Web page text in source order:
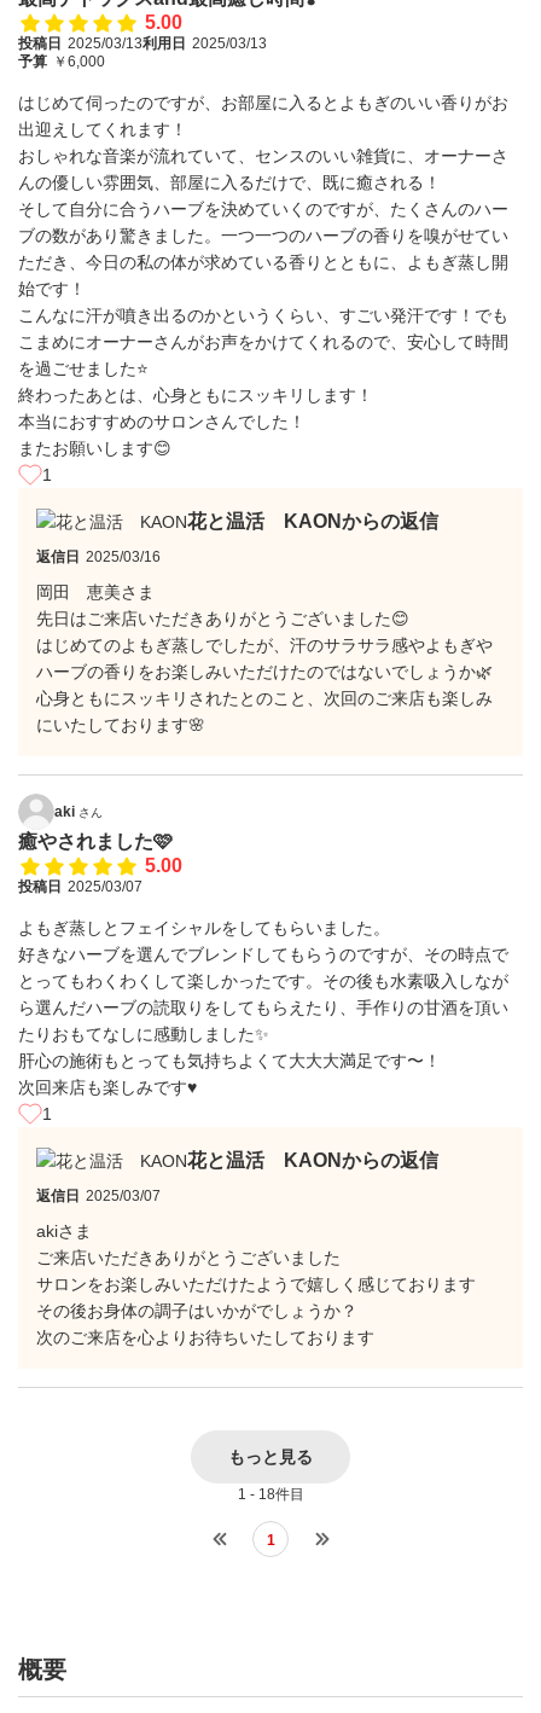
5.00
投稿日 2025/03/13利用日 2025/03/13
予算 ￥6,000
はじめて伺ったのですが、お部屋に入るとよもぎのいい香りがお
出迎えしてくれます！
おしゃれな音楽が流れていて、センスのいい雑貨に、オーナーさ
んの優しい雰囲気、部屋に入るだけで、既に癒される！
そして自分に合うハーブを決めていくのですが、たくさんのハー
ブの数があり驚きました。一つ一つのハーブの香りを嗅がせてい
ただき、今日の私の体が求めている香りとともに、よもぎ蒸し開
始です！
こんなに汗が噴き出るのかというくらい、すごい発汗です！でも
こまめにオーナーさんがお声をかけてくれるので、安心して時間
を過ごせました⭐️
終わったあとは、心身ともにスッキリします！
本当におすすめのサロンさんでした！
またお願いします😊
1
花と温活 KAONからの返信
返信日 2025/03/16
岡田 恵美さま
先日はご来店いただきありがとうございました😊
はじめてのよもぎ蒸しでしたが、汗のサラサラ感やよもぎや
ハーブの香りをお楽しみいただけたのではないでしょうか🌿
心身ともにスッキリされたとのこと、次回のご来店も楽しみ
にいたしております🌸
aki さん
癒やされました🩷
5.00
投稿日 2025/03/07
よもぎ蒸しとフェイシャルをしてもらいました。
好きなハーブを選んでブレンドしてもらうのですが、その時点で
とってもわくわくして楽しかったです。その後も水素吸入しなが
ら選んだハーブの読取りをしてもらえたり、手作りの甘酒を頂い
たりおもてなしに感動しました✨
肝心の施術もとっても気持ちよくて大大大満足です〜！
次回来店も楽しみです♥️
1
花と温活 KAONからの返信
返信日 2025/03/07
akiさま
ご来店いただきありがとうございました
サロンをお楽しみいただけたようで嬉しく感じております
その後お身体の調子はいかがでしょうか？
次のご来店を心よりお待ちいたしております
もっと見る
1 - 18件目
1
概要